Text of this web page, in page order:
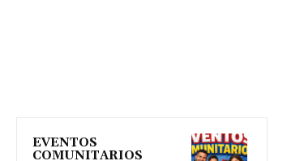
EVENTOS
COMUNITARIOS